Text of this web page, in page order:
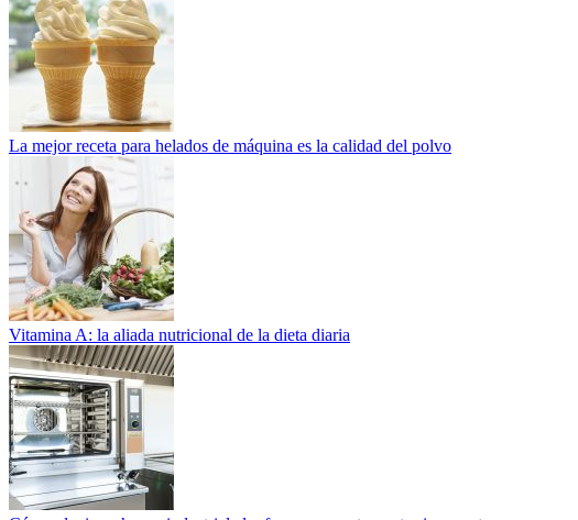
La mejor receta para helados de máquina es la calidad del polvo
Vitamina A: la aliada nutricional de la dieta diaria